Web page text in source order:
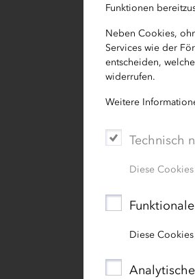
Funktionen
Neben Cookies,
Services wie der
entscheiden,
widerrufen.
Weitere
Technisch
Diese
Diese
Matthias
das „Zuführer-
der IB.SH
Das
und
IB.SH
IB.SH-Büro